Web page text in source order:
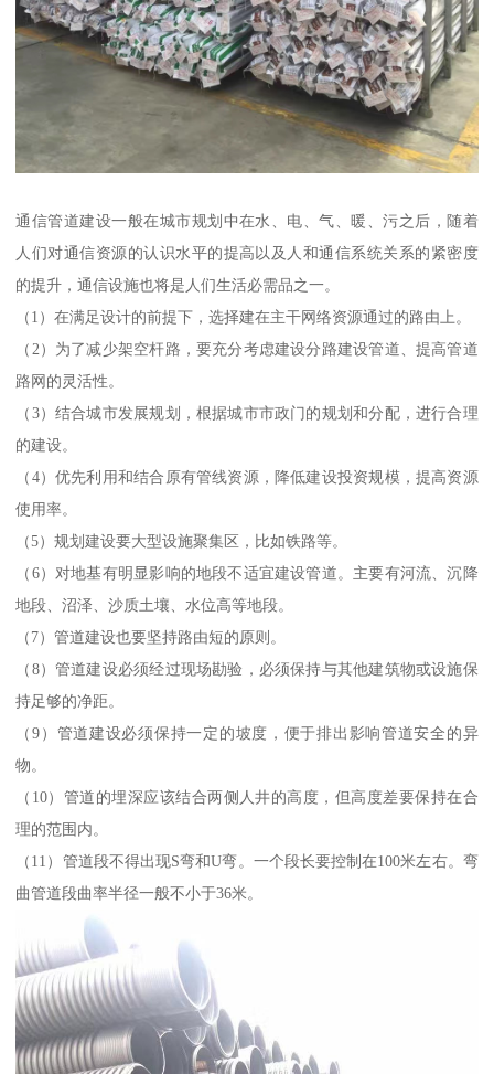
通信管道建设一般在城市规划中在水、电、气、暖、污之后，随着
人们对通信资源的认识水平的提高以及人和通信系统关系的紧密度
的提升，通信设施也将是人们生活必需品之一。
（1）在满足设计的前提下，选择建在主干网络资源通过的路由上。
（2）为了减少架空杆路，要充分考虑建设分路建设管道、提高管道
路网的灵活性。
（3）结合城市发展规划，根据城市市政门的规划和分配，进行合理
的建设。
（4）优先利用和结合原有管线资源，降低建设投资规模，提高资源
使用率。
（5）规划建设要大型设施聚集区，比如铁路等。
（6）对地基有明显影响的地段不适宜建设管道。主要有河流、沉降
地段、沼泽、沙质土壤、水位高等地段。
（7）管道建设也要坚持路由短的原则。
（8）管道建设必须经过现场勘验，必须保持与其他建筑物或设施保
持足够的净距。
（9）管道建设必须保持一定的坡度，便于排出影响管道安全的异
物。
（10）管道的埋深应该结合两侧人井的高度，但高度差要保持在合
理的范围内。
（11）管道段不得出现S弯和U弯。一个段长要控制在100米左右。弯
曲管道段曲率半径一般不小于36米。